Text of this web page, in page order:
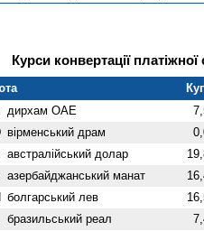
Курси конвертації
дирхам ОАЕ
вiрменський драм
австралійський долар
азербайджанський манат
болгарський лев
бразильський реал